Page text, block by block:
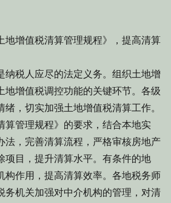
增值税清算管理规程》，提高清算
税人应尽的法定义务。组织土地增
地增值税调控功能的关键环节。各级
，切实加强土地增值税清算工作。
算管理规程》的要求，结合本地实
法，完善清算流程，严格审核房地产
项目，提升清算水平。有条件的地
构作用，提高清算效率。各地税务师
务机关加强对中介机构的管理，对清